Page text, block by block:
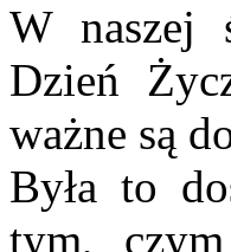
W naszej
Dzień
ważne są
Była to
tym,